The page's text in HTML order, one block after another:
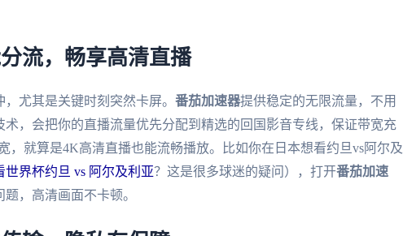
流，畅享高清直播
尤其是关键时刻突然卡屏。 番茄加速器提供稳定的无限流量，不用
，会把你的直播流量优先分配到精选的回国影音专线，保证带宽充
，就算是4K高清直播也能流畅播放。比如你在日本想看约旦vs阿尔及
世界杯约旦 vs 阿尔及利亚？这是很多球迷的疑问），打开番茄加速
，高清画面不卡顿。